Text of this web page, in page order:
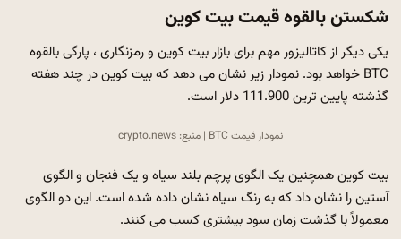
شکستن بالقوه قیمت بیت کوین
یکی دیگر از کاتالیزور مهم برای بازار بیت کوین و رمزنگاری ، پارگی بالقوه
BTC خواهد بود. نمودار زیر نشان می دهد که بیت کوین در چند هفته
گذشته پایین ترین 111.900 دلار است.
نمودار قیمت BTC | منبع: crypto.news
بیت کوین همچنین یک الگوی پرچم بلند سیاه و یک فنجان و الگوی
آستین را نشان داد که به رنگ سیاه نشان داده شده است. این دو الگوی
معمولاً با گذشت زمان سود بیشتری کسب می کنند.